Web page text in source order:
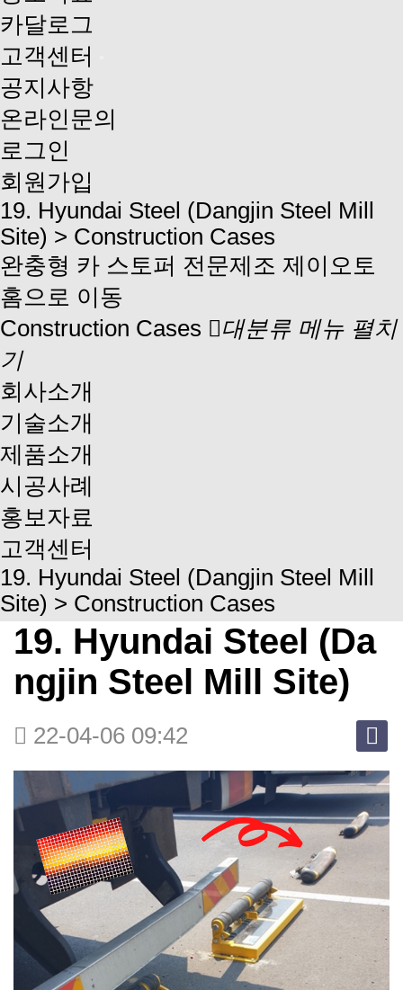
카달로그
고객센터
공지사항
온라인문의
로그인
회원가입
19. Hyundai Steel (Dangjin Steel Mill
Site) > Construction Cases
완충형 카 스토퍼 전문제조 제이오토
홈으로 이동
Construction Cases
대분류 메뉴 펼치
기
회사소개
기술소개
제품소개
시공사례
홍보자료
고객센터
19. Hyundai Steel (Dangjin Steel Mill
Site) > Construction Cases
19. Hyundai Steel (Da
ngjin Steel Mill Site)
22-04-06 09:42